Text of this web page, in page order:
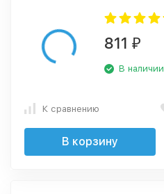
811 ₽
В наличии
К сравнению
В корзину